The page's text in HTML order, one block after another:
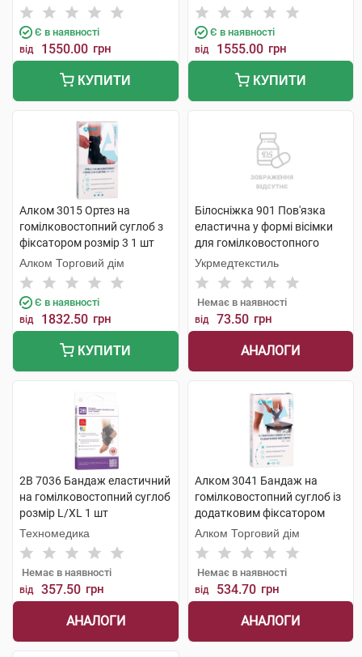
Є в наявності
від 1550.00 грн
КУПИТИ
Є в наявності
від 1555.00 грн
КУПИТИ
Алком 3015 Ортез на
гомілковостопний суглоб з
фіксатором розмір 3 1 шт
Алком Торговий дім
Є в наявності
від 1832.50 грн
КУПИТИ
Білосніжка 901 Пов'язка
еластична у формі вісімки
для гомілковостопного
суглобу розмір 3 1 шт
Укрмедтекстиль
Немає в наявності
від 73.50 грн
АНАЛОГИ
2B 7036 Бандаж еластичний
на гомілковостопний суглоб
розмір L/XL 1 шт
Техномедика
Немає в наявності
від 357.50 грн
АНАЛОГИ
Алком 3041 Бандаж на
гомілковостопний суглоб із
додатковим фіксатором
розмір 5 1 шт
Алком Торговий дім
Немає в наявності
від 534.70 грн
АНАЛОГИ